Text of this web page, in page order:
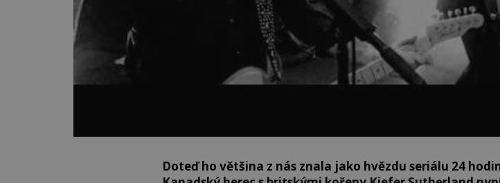
Doteď ho většina z nás znala jako hvězdu seriálu 24